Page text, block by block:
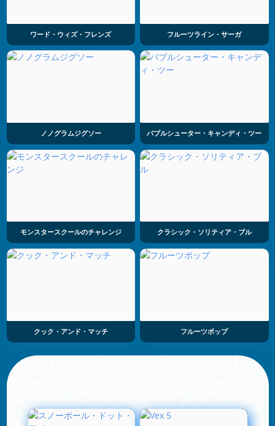
ワード・ウィズ・フレンズ フルーツライン・サーガ
ノノグラムジグソー バブルシューター・キャンディ・ツー
モンスタースクールのチャレンジ クラシック・ソリティア・ブル
クック・アンド・マッチ フルーツポップ